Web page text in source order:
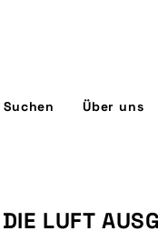
Suchen Über uns
LUFT